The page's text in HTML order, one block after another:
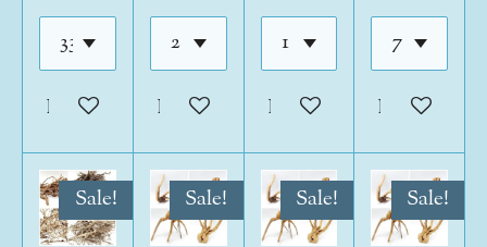
In den WarenkorbIn den WarenkorbIn den Warenkorb
In den
Sale! Sale! Sale! Sale!